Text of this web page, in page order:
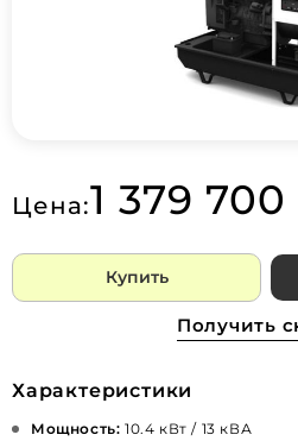
Цена:1 379
Купить
Получить
Характеристики
Мощность: 10.4 кВт / 13 кВА